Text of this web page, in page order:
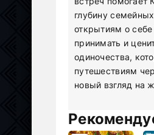
глубину
открытиям о
принимать и
одиночества,
путешествиям
новый взгляд на